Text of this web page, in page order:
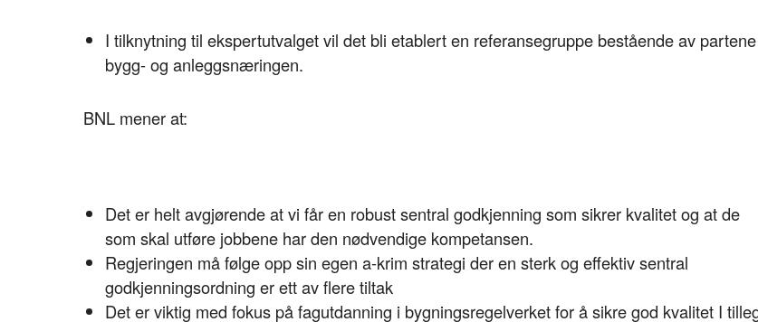
I tilknytning til ekspertutvalget vil det bli etablert en referansegruppe bestående av
bygg- og anleggsnæringen.
BNL mener at:
Det er helt avgjørende at vi får en robust sentral godkjenning som sikrer kvalitet og at de
som skal utføre jobbene har den nødvendige kompetansen.
Regjeringen må følge opp sin egen a-krim strategi der en sterk og effektiv sentral
godkjenningsordning er ett av flere tiltak
Det er viktig med fokus på fagutdanning i bygningsregelverket for å sikre god kvalitet I